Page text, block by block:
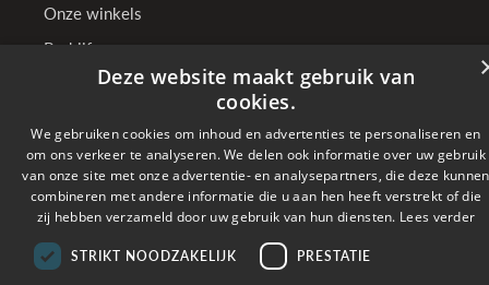
Onze winkels
Bedrijfsgegevens
Online betalen met
Verzonden met
Copyright © 2026 TenSen Juweliers. All rights reserved - BE0407.661.108 - Powered
Deze website maakt gebruik van
cookies.
We gebruiken cookies om inhoud en advertenties te personaliseren en
om ons verkeer te analyseren. We delen ook informatie over uw gebruik
van onze site met onze advertentie- en analysepartners, die deze kunnen
combineren met andere informatie die u aan hen heeft verstrekt of die
zij hebben verzameld door uw gebruik van hun diensten. Lees verder
STRIKT NOODZAKELIJK PRESTATIE